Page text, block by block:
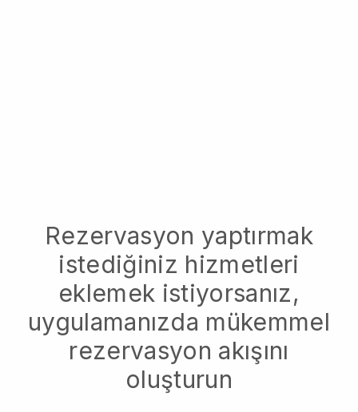
Rezervasyon yaptırmak
istediğiniz hizmetleri
eklemek istiyorsanız,
uygulamanızda mükemmel
rezervasyon akışını
oluşturun